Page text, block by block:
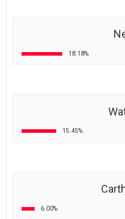
18.18%
15.45%
6.00%